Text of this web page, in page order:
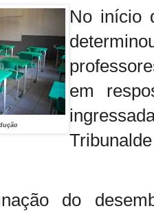
No início
em
do